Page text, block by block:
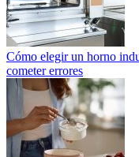
Cómo elegir un horno
cometer errores